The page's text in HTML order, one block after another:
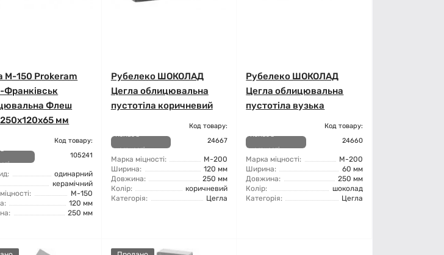
М-150 Prokeram
Франківськ
Флеш
мм
Код товару:
105241
одинарний
керамічний
М-150
120 мм
250 мм
Рубелеко ШОКОЛАД
Цегла облицювальна
пустотіла коричневий
Немає в
наявності
Код товару:
24667
Марка міцності:
М-200
Ширина:
120 мм
Довжина:
250 мм
Колір:
коричневий
Категорія:
Цегла
Рубелеко ШОКОЛАД
Цегла облицювальна
пустотіла вузька
Немає в
наявності
Код товару:
24660
Марка міцності:
М-200
Ширина:
60 мм
Довжина:
250 мм
Колір:
шоколад
Категорія:
Цегла